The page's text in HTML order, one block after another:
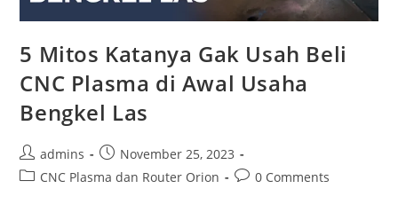
5 Mitos Katanya Gak Usah Beli
CNC Plasma di Awal Usaha
Bengkel Las
Post
author:
admins
Post
published:
November 25, 2023
PostCNC Plasma dan Router Orion
Post0 Comments